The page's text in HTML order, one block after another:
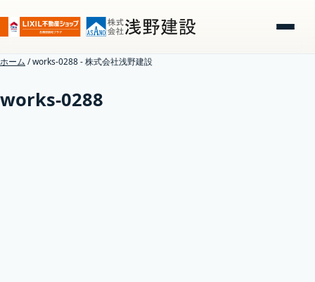
ホーム /works-0288 - 株式会社浅野建設
works-0288